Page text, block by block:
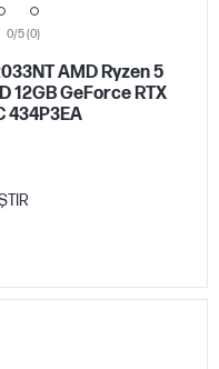
0/5 (0)
AMD Ryzen 5
12GB GeForce RTX
434P3EA